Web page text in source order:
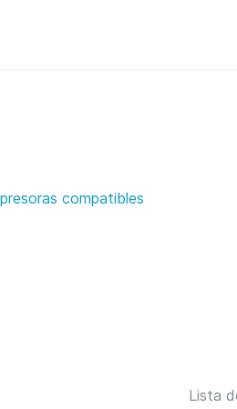
Support
compatibles
Lista